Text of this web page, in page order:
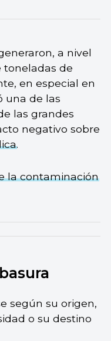
a nivel
toneladas de
en especial en
una de las
las grandes
negativo sobre
.
la contaminación
según su origen,
o su destino